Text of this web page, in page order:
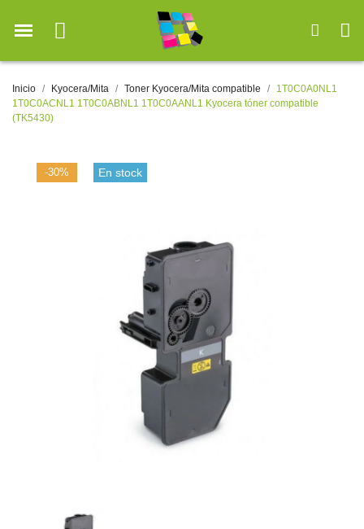
Inicio Kyocera/Mita Toner Kyocera/Mita compatible
1T0C0A0NL1
1T0C0ACNL1 1T0C0ABNL1 1T0C0AANL1 Kyocera tóner compatible
(TK5430)
-30% En stock